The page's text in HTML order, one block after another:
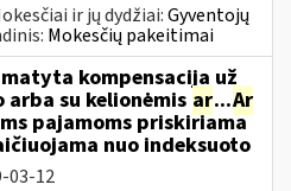
ir jų dydžiai:Gyventojų
Mokesčių pakeitimai
kompensacija už
su kelionėmis ar...Ar
pajamoms priskiriama
nuo indeksuoto
03-12